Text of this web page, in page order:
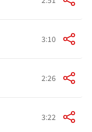
3:10
2:26
3:22